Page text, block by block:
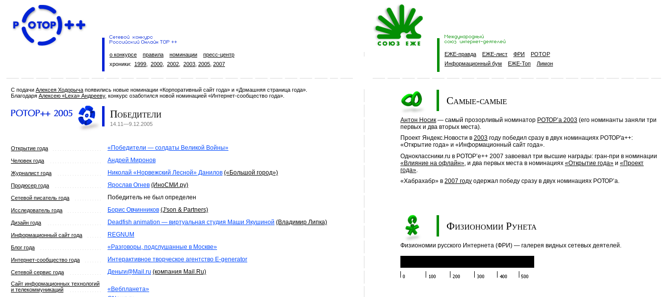
о конкурсе правила номинации
пресс-центр
хроники: 1999 2000 2002 2003 2005 2007
ЕЖЕ-правда ЕЖЕ-лист ФРИ
РОТОР
Информационный бум
ЕЖЕ-Топ Лимон
С подачи Алексея Ходорыча появились новые номинации «Корпоративный сайт года» и «Домашняя страница года».
Благодаря Алексею «Lexa» Андрееву, конкурс озаботился новой номинацией «Интернет-сообщество года».
Победители
14.11—9.12.2005
Открытие года «Победители — солдаты Великой Войны»
Человек года Андрей Миронов
Журналист года Николай «Норвежский Лесной» Данилов («Большой город»)
Продюсер года Ярослав Огнев (ИноСМИ.ру)
Сетевой писатель года Победитель не был определен
Исследователь года Борис Овчинников (J'son & Partners)
Дизайн года Deadfish animation — виртуальная студия Маши Якушиной (Владимир Липка)
Информационный сайт года REGNUM
Блог года «Разговоры, подслушанные в Москве»
Интернет-сообщество года Интерактивное творческое агентство E-generator
Сетевой сервис года Деньги@Mail.ru (компания Mail.Ru)
Сайт информационных технологий
и телекоммуникаций
«Вебпланета»
Самые-самые
Антон Носик — самый прозорливый номинатор РОТОР’а 2003 (его номинанты заняли три
первых и два вторых места).
Проект Яндекс.Новости в 2003 году победил сразу в двух номинациях РОТОР'a++:
«Открытие года» и «Информационный сайт года».
Одноклассники.ru в РОТОР’е++ 2007 завоевал три высшие награды: гран-при в номинации
«Влияние на офлайн» , и два первых места в номинациях «Открытие года» и «Проект
года»
«Хабрахабр» в 2007 году одержал победу сразу в двух номинациях РОТОР’а.
Физиономии Рунета
Физиономии русского Интернета (ФРИ) — галерея видных сетевых деятелей.